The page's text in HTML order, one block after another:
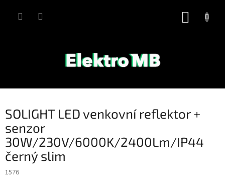
SOLIGHT LED venkovní reflektor +
senzor
30W/230V/6000K/2400Lm/IP44
černý slim
1576